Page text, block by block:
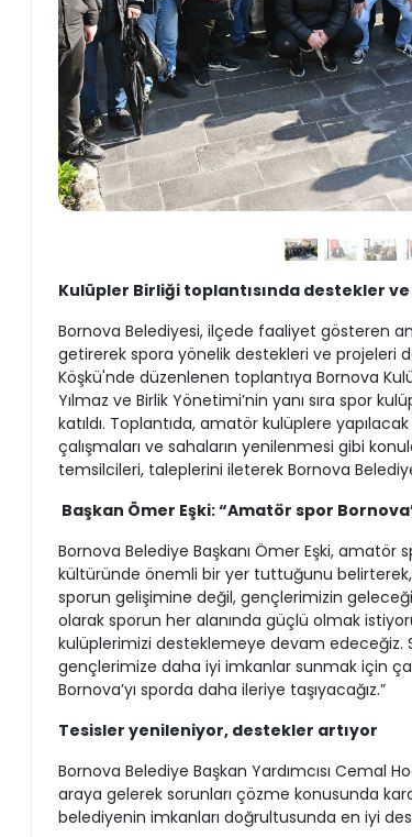
Kulüpler Birliği toplantısında destekler
Bornova Belediyesi, ilçede faaliyet gösteren
getirerek spora yönelik destekleri ve projeleri
Köşkü'nde düzenlenen toplantıya Bornova
Yılmaz ve Birlik Yönetimi’nin yanı sıra spor
katıldı. Toplantıda, amatör kulüplere
çalışmaları ve sahaların yenilenmesi gibi
temsilcileri, taleplerini ileterek Bornova
Başkan Ömer Eşki: “Amatör spor
Bornova Belediye Başkanı Ömer Eşki, amatör
kültüründe önemli bir yer tuttuğunu
sporun gelişimine değil, gençlerimizin
olarak sporun her alanında güçlü olmak
kulüplerimizi desteklemeye devam edeceğiz.
gençlerimize daha iyi imkanlar sunmak için
Bornova’yı sporda daha ileriye taşıyacağız.”
Tesisler yenileniyor, destekler artıyor
Bornova Belediye Başkan Yardımcısı Cemal
araya gelerek sorunları çözme konusunda
belediyenin imkanları doğrultusunda en iyi